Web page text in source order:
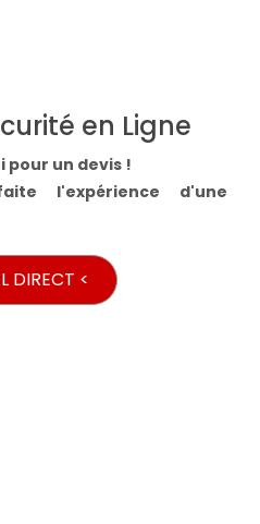
en Ligne
pour un devis !
l'expérience d'une
DIRECT <